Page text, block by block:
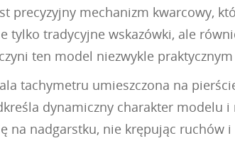
precyzyjny mechanizm kwarcowy,
tylko tradycyjne wskazówki, ale
ten model niezwykle
tachymetru umieszczona na
dynamiczny charakter modelu
na nadgarstku, nie krępując